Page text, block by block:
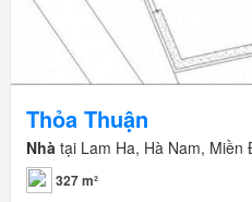
Thỏa Thuận
Nhà tại Lam Ha, Hà Nam, Miền
327 m²